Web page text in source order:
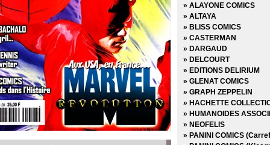
» ALAYONE COMICS
» ALTAYA
» BLISS COMICS
» CASTERMAN
» DARGAUD
» DELCOURT
» EDITIONS DELIRIUM
» GLENAT COMICS
» GRAPH ZEPPELIN
» HACHETTE
» HUMANOIDES
» NEOFELIS
» PANINI COMICS